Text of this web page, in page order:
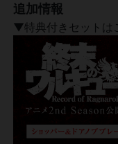
追加情報
▼特典付きセットは